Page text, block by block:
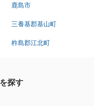
鹿島市
三養基郡基山町
杵島郡江北町
探す